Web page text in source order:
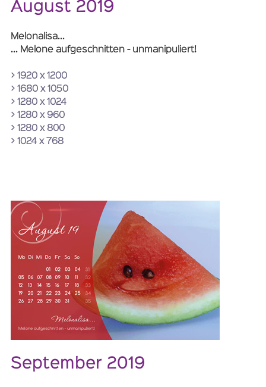
August 2019
Melonalisa...
... Melone aufgeschnitten - unmanipuliert!
> 1920 x 1200
> 1680 x 1050
> 1280 x 1024
> 1280 x 960
> 1280 x 800
> 1024 x 768
September 2019